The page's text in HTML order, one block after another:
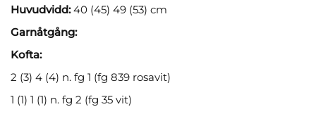
Huvudvidd:40 (45) 49 (53) cm
Garnåtgång:
Kofta:
2 (3) 4 (4) n. fg 1 (fg 839 rosavit)
1 (1) 1 (1) n. fg 2 (fg 35 vit)